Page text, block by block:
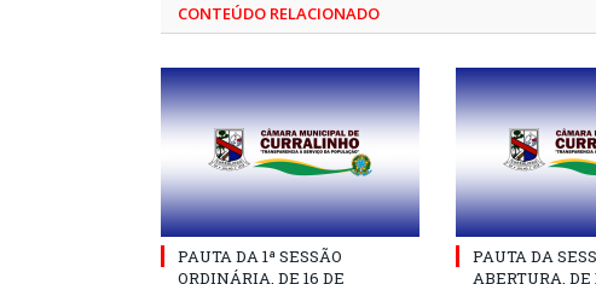
CONTEÚDO RELACIONADO
PAUTA DA 1ª SESSÃO
ORDINÁRIA, DE 16 DE
PAUTA DA
ABERTURA, DE